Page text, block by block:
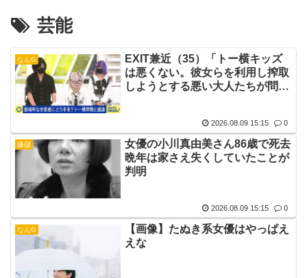
芸能
なんG
EXIT兼近（35）「トー横キッズ
は悪くない。彼女らを利用し搾取
しようとする悪い大人たちが問
2026.08.09 15:15 0
嫌儲
女優の小川真由美さん86歳で死去
晩年は家さえ失くしていたことが
判明
2026.08.09 15:15 0
なんG
【画像】たぬき系女優はやっぱえ
えな